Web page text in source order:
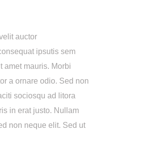
auctor
ipsutis sem
amet mauris. Morbi
a ornare odio. Sed non
sociosqu ad litora
in erat justo. Nullam
non neque elit. Sed ut